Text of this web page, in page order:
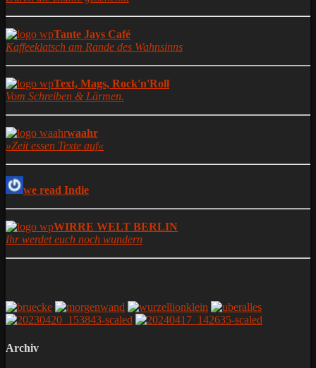
Tante Jays Café
Kaffeeklatsch am Rande des Wahnsinns
Text, Mags, Rock'n'Roll
Vom Schreiben & Lärmen.
waahr
»Zeit essen Texte auf«
we read Indie
WIRRE WELT BERLIN
Ihr werdet euch noch wundern
Archiv